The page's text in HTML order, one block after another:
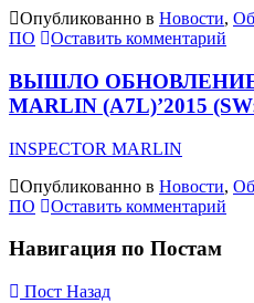
Опубликованно в Новости,
ПО
Оставить комментарий
ВЫШЛО
MARLIN (A7L)’2015
INSPECTOR MARLIN
Опубликованно в Новости,
ПО
Оставить комментарий
Навигация по Постам
Пост Назад